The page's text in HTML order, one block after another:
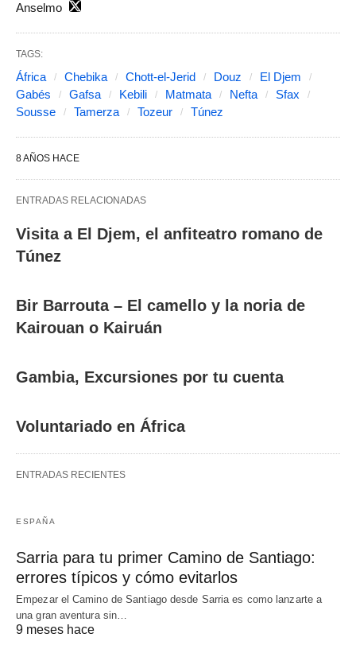
Anselmo
TAGS:
África Chebika Chott-el-Jerid Douz
El Djem
Gabés
Gafsa Kebili Matmata Nefta
Sfax
Sousse
Tamerza Tozeur Túnez
8 AÑOS HACE
ENTRADAS RELACIONADAS
Visita a El Djem, el anfiteatro romano de
Túnez
Bir Barrouta – El camello y la noria de
Kairouan o Kairuán
Gambia, Excursiones por tu cuenta
Voluntariado en África
ENTRADAS RECIENTES
ESPAÑA
Sarria para tu primer Camino de Santiago:
errores típicos y cómo evitarlos
Empezar el Camino de Santiago desde Sarria es como lanzarte a
una gran aventura sin…
9 meses hace